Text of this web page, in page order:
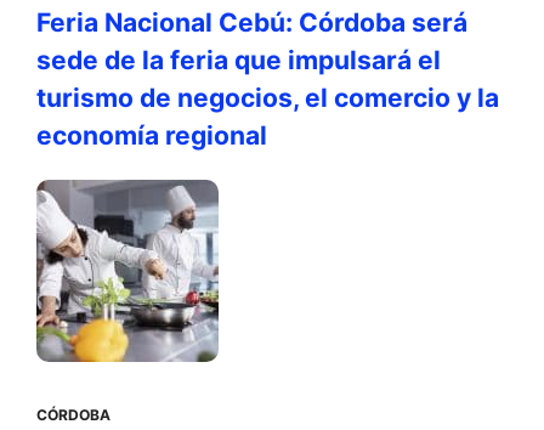
Feria Nacional Cebú: Córdoba será
sede de la feria que impulsará el
turismo de negocios, el comercio y la
economía regional
CÓRDOBA